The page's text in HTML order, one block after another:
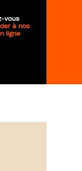
vous
à nos
ligne